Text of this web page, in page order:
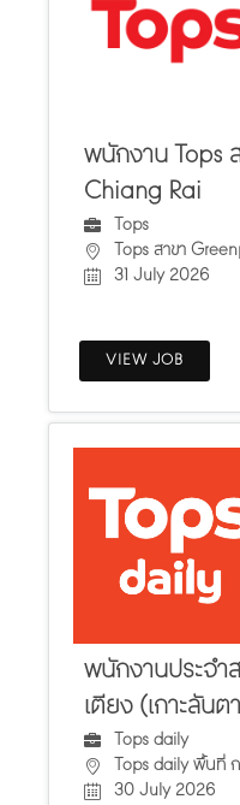
พนักงาน Tops
Chiang Rai
Tops
Tops สาขา
31 July 2026
VIEW JOB
พนักงานประจำ
เตียง (เกาะลันต
Tops daily
Tops daily พื้นที่
30 July 2026